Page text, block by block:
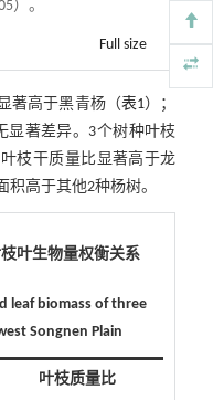
）。
Full size
著高于黑青杨（表1）；
显著差异。3个树种叶枝
枝干质量比显著高于龙
高于其他2种杨树。
叶生物量权衡关系
leaf biomass of three
Songnen Plain
叶枝质量比